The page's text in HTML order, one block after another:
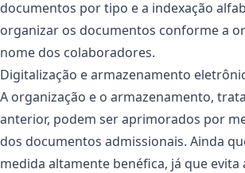
documentos por tipo e a indexação
organizar os documentos conforme a
nome dos colaboradores.
Digitalização e armazenamento
A organização e o armazenamento,
anterior, podem ser aprimorados por
dos documentos admissionais. Ainda
medida altamente benéfica, já que evita